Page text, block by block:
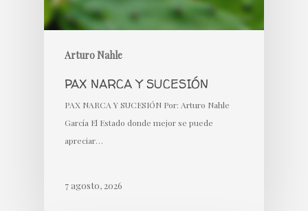
Arturo Nahle
PAX NARCA Y SUCESIÓN
PAX NARCA Y SUCESIÓN Por: Arturo Nahle
García El Estado donde mejor se puede
apreciar…
7 agosto, 2026